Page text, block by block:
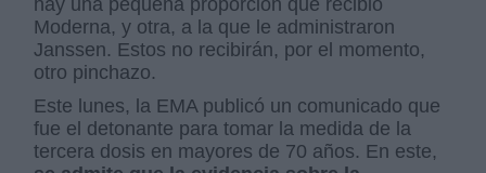
hay una pequeña proporción que recibió
Moderna, y otra, a la que le administraron
Janssen. Estos no recibirán, por el momento,
otro pinchazo.
Este lunes, la EMA publicó un comunicado que
fue el detonante para tomar la medida de la
tercera dosis en mayores de 70 años. En este,